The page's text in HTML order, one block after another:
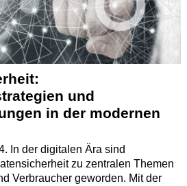
und
in der modernen
In der digitalen Ära sind
zu zentralen Themen
Verbraucher geworden. Mit der